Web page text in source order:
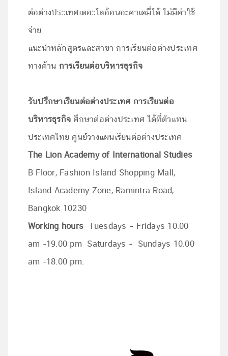
ต่อต่างประเทศเดอะไลอ้อนอะคาเดมี่ได้ ไม่มีค่าใช้
จ่าย
แนะนำหลักสูตรและสาขา การเรียนต่อต่างประเทศ
ทางด้าน การเรียนต่อบริหารธุรกิจ
รับปรึกษาเรียนต่อต่างประเทศ การเรียนต่อ
บริหารธุรกิจ ศึกษาต่อต่างประเทศ ได้ที่ตัวแทน
ประเทศไทย ศูนย์วางแผนเรียนต่อต่างประเทศ
The Lion Academy of International Studies
B Floor, Fashion Island Shopping Mall,
Island Academy Zone, Ramintra Road,
Bangkok 10230
Working hours Tuesdays – Fridays 10.00
am -19.00 pm Saturdays - Sundays 10.00
am -18.00 pm.